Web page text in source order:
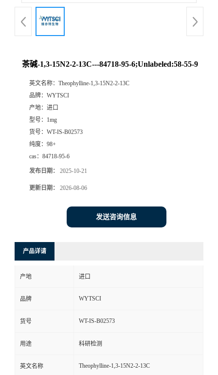
茶碱-1,3-15N2-2-13C---84718-95-6;Unlabeled:58-55-9
英文名称： Theophylline-1,3-15N2-2-13C
品牌： WYTSCI
产地： 进口
型号： 1mg
货号： WT-IS-B02573
纯度： 98+
cas： 84718-95-6
发布日期： 2025-10-21
更新日期： 2026-08-06
发送咨询信息
产品详请
产地 进口
品牌 WYTSCI
货号 WT-IS-B02573
用途 科研检测
英文名称 Theophylline-1,3-15N2-2-13C